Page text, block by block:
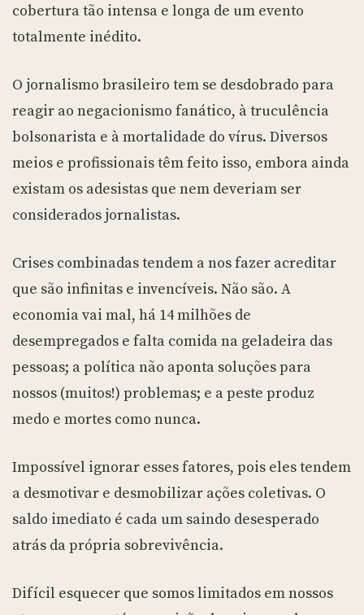
cobertura tão intensa e longa de um evento
totalmente inédito.
O jornalismo brasileiro tem se desdobrado para
reagir ao negacionismo fanático, à truculência
bolsonarista e à mortalidade do vírus. Diversos
meios e profissionais têm feito isso, embora ainda
existam os adesistas que nem deveriam ser
considerados jornalistas.
Crises combinadas tendem a nos fazer acreditar
que são infinitas e invencíveis. Não são. A
economia vai mal, há 14 milhões de
desempregados e falta comida na geladeira das
pessoas; a política não aponta soluções para
nossos (muitos!) problemas; e a peste produz
medo e mortes como nunca.
Impossível ignorar esses fatores, pois eles tendem
a desmotivar e desmobilizar ações coletivas. O
saldo imediato é cada um saindo desesperado
atrás da própria sobrevivência.
Difícil esquecer que somos limitados em nossos